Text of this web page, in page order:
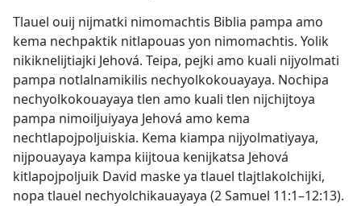
Tlauel ouij nijmatki nimomachtis Biblia pampa amo
kema nechpaktik nitlapouas yon nimomachtis. Yolik
nikiknelijtiajki Jehová. Teipa, pejki amo kuali nijyolmati
pampa notlalnamikilis nechyolkokouayaya. Nochipa
nechyolkokouayaya tlen amo kuali tlen nijchijtoya
pampa nimoiljuiyaya Jehová amo kema
nechtlapojpoljuiskia. Kema kiampa nijyolmatiyaya,
nijpouayaya kampa kiijtoua kenijkatsa Jehová
kitlapojpoljuik David maske ya tlauel tlajtlakolchijki,
nopa tlauel nechyolchikauayaya (2 Samuel 11:1–12:13).